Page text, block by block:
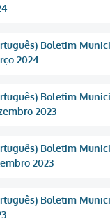
Boletim
2024
Boletim
2023
Boletim
2023
Boletim